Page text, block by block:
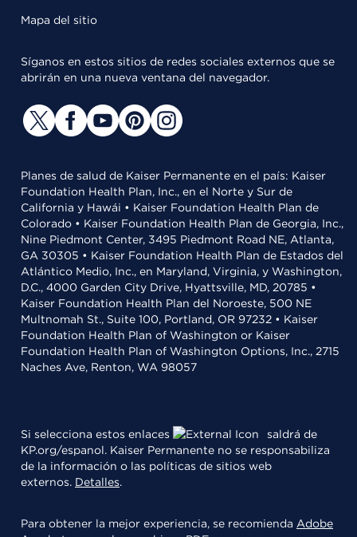
Mapa del sitio
Síganos en estos sitios de redes sociales externos que se
abrirán en una nueva ventana del navegador.
Planes de salud de Kaiser Permanente en el país: Kaiser
Foundation Health Plan, Inc., en el Norte y Sur de
California y Hawái • Kaiser Foundation Health Plan de
Colorado • Kaiser Foundation Health Plan de Georgia, Inc.,
Nine Piedmont Center, 3495 Piedmont Road NE, Atlanta,
GA 30305 • Kaiser Foundation Health Plan de Estados del
Atlántico Medio, Inc., en Maryland, Virginia, y Washington,
D.C., 4000 Garden City Drive, Hyattsville, MD, 20785 •
Kaiser Foundation Health Plan del Noroeste, 500 NE
Multnomah St., Suite 100, Portland, OR 97232 • Kaiser
Foundation Health Plan of Washington or Kaiser
Foundation Health Plan of Washington Options, Inc., 2715
Naches Ave, Renton, WA 98057
Si selecciona estos enlaces
saldrá de
KP.org/espanol. Kaiser Permanente no se responsabiliza
de la información o las políticas de sitios web
externos. Detalles.
Para obtener la mejor experiencia, se recomienda Adobe